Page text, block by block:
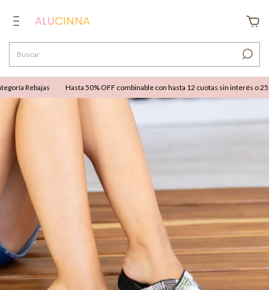
Rebajas Hasta 50% OFF combinable con hasta 12 cuotas sin interés o 25%